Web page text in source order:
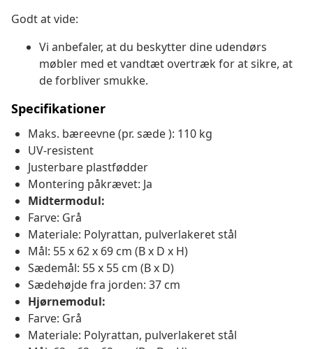
Godt at vide:
Vi anbefaler, at du beskytter dine udendørs
møbler med et vandtæt overtræk for at sikre, at
de forbliver smukke.
Specifikationer
Maks. bæreevne (pr. sæde ): 110 kg
UV-resistent
Justerbare plastfødder
Montering påkrævet: Ja
Midtermodul:
Farve: Grå
Materiale: Polyrattan, pulverlakeret stål
Mål: 55 x 62 x 69 cm (B x D x H)
Sædemål: 55 x 55 cm (B x D)
Sædehøjde fra jorden: 37 cm
Hjørnemodul:
Farve: Grå
Materiale: Polyrattan, pulverlakeret stål